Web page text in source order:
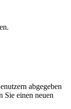
abgegeben
Sie einen neuen